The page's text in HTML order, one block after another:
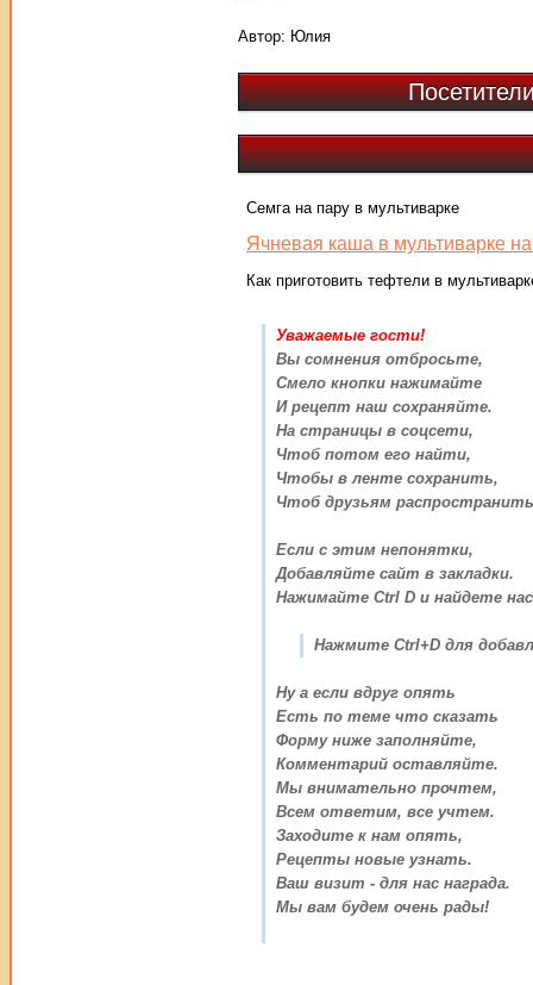
Автор: Юлия
Семга на пару в мультиварке
Ячневая каша в мультиварке
Как приготовить тефтели в
Уважаемые гости!
Вы сомнения отбросьте,
Смело кнопки нажимайте
И рецепт наш сохраняйте.
На страницы в соцсети,
Чтоб потом его найти,
Чтобы в ленте сохранить,
Чтоб друзьям
Если с этим непонятки,
Добавляйте сайт в закладки.
Нажимайте Ctrl D и найдете
Нажмите Ctrl+D для
Ну а если вдруг опять
Есть по теме что сказать
Форму ниже заполняйте,
Комментарий оставляйте.
Мы внимательно прочтем,
Всем ответим, все учтем.
Заходите к нам опять,
Рецепты новые узнать.
Ваш визит - для нас награда.
Мы вам будем очень рады!